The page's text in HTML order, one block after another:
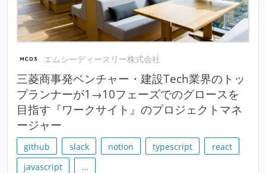
エムシーディースリー株式会社
三菱商事発ベンチャー・建設Tech業界のトッ
プランナーが1→10フェーズでのグロースを
目指す『ワークサイト』のプロジェクトマネ
ージャー
github slack notion typescript
react
javascript
…